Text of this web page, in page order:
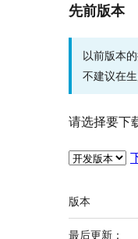
先前版本
以前版本
不建议在
请选择要下
额
外
版本
最后更新：